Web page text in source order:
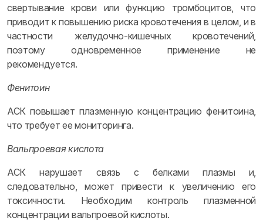
свертывание крови или функцию тромбоцитов, что
приводит к повышению риска кровотечения в целом, и в
частности желудочно-кишечных кровотечений,
поэтому одновременное применение не
рекомендуется.
Фенитоин
АСК повышает плазменную концентрацию фенитоина,
что требует ее мониторинга.
Вальпроевая кислота
АСК нарушает связь с белками плазмы и,
следовательно, может привести к увеличению его
токсичности. Необходим контроль плазменной
концентрации вальпроевой кислоты.